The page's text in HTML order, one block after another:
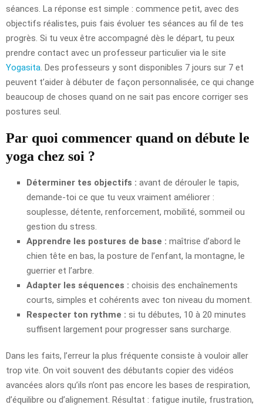
séances. La réponse est simple : commence petit, avec des
objectifs réalistes, puis fais évoluer tes séances au fil de tes
progrès. Si tu veux être accompagné dès le départ, tu peux
prendre contact avec un professeur particulier via le site
Yogasita . Des professeurs y sont disponibles 7 jours sur 7 et
peuvent t’aider à débuter de façon personnalisée, ce qui change
beaucoup de choses quand on ne sait pas encore corriger ses
postures seul.
Par quoi commencer quand on débute le
yoga chez soi ?
Déterminer tes objectifs : avant de dérouler le tapis,
demande-toi ce que tu veux vraiment améliorer :
souplesse, détente, renforcement, mobilité, sommeil ou
gestion du stress.
Apprendre les postures de base : maîtrise d’abord le
chien tête en bas, la posture de l’enfant, la montagne, le
guerrier et l’arbre.
Adapter les séquences : choisis des enchaînements
courts, simples et cohérents avec ton niveau du moment.
Respecter ton rythme : si tu débutes, 10 à 20 minutes
suffisent largement pour progresser sans surcharge.
Dans les faits, l’erreur la plus fréquente consiste à vouloir aller
trop vite. On voit souvent des débutants copier des vidéos
avancées alors qu’ils n’ont pas encore les bases de respiration,
d’équilibre ou d’alignement. Résultat : fatigue inutile, frustration,